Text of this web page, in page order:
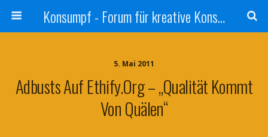
Konsumpf - Forum für kreative Konsumkritik - Culture Jamming, Nachhaltigkeit, Konzernkritik, Adbusting
5. Mai 2011
Adbusts Auf Ethify.org – „Qualität Kommt
Von Quälen“